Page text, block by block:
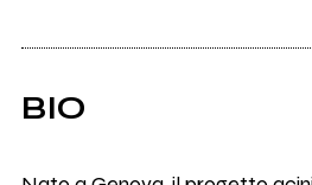
BIO